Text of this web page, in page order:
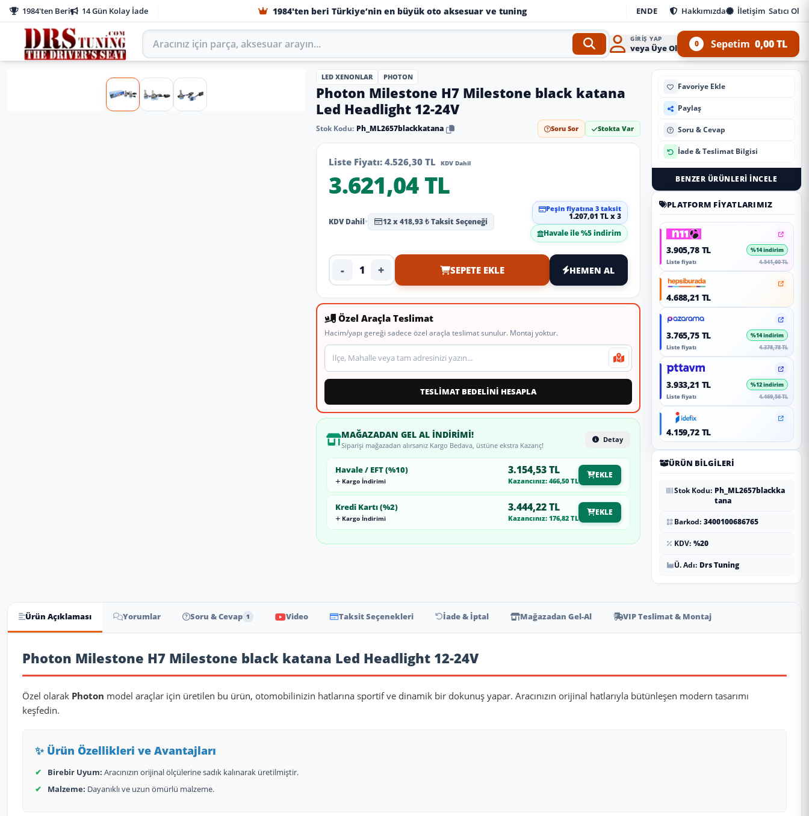
1984'ten Beri 14 Gün Kolay İade 1984'ten beri Türkiye’nin en büyük oto aksesuar ve tuning ENDE Hakkımızda İletişim Satıcı Ol
Aracınız için parça arayın
GIRIŞ YAP
veya Üye Ol 0 Sepetim 0,00 TL
LED XENONLAR PHOTON
Photon Milestone H7 Milestone black katana
Led Headlight 12-24V
Stok Kodu: Ph_ML2657blackkatana Soru Sor Stokta Var
Liste Fiyatı:4.526,30 TL KDV Dahil
3.621,04 TL
KDV Dahil• 12 x 418,93 ₺ Taksit Seçeneği
Peşin fiyatına 3 taksit
1.207,01 TL x 3
Havale ile %5 indirim
Ürün adedi
- + SEPETE EKLE HEMEN AL
Özel Araçla Teslimat
Hacim/yapı gereği sadece özel araçla teslimat sunulur. Montaj yoktur.
Teslimat veya montaj adresi
TESLİMAT BEDELİNİ HESAPLA
MAĞAZADAN GEL AL İNDIRIMI!
Siparişi mağazadan alırsanız Kargo Bedava, üstüne ekstra Kazanç!
Detay
Havale / EFT (%10)
Kargo İndirimi
3.154,53 TL
Kazancınız: 466,50 TL
EKLE
Kredi Kartı (%2)
Kargo İndirimi
3.444,22 TL
Kazancınız: 176,82 TL
EKLE
Favoriye Ekle
Paylaş
Soru & Cevap
İade & Teslimat Bilgisi
BENZER ÜRÜNLERI İNCELE
PLATFORM FIYATLARIMIZ
3.905,78 TL %14 indirim
Liste fiyatı 4.541,60 TL
4.688,21 TL
3.765,75 TL %14 indirim
Liste fiyatı 4.378,78 TL
3.933,21 TL %12 indirim
Liste fiyatı 4.469,56 TL
4.159,72 TL
ÜRÜN BILGILERI
Stok Kodu: Ph_ML2657blackka
tana
Barkod: 3400100686765
KDV: %20
Ü. Adı: Drs Tuning
Ürün Açıklaması Yorumlar Soru & Cevap 1 Video Taksit Seçenekleri İade & İptal Mağazadan Gel-Al VIP Teslimat & Montaj
Ürün Açıklaması
Photon Milestone H7 Milestone black katana Led Headlight 12-24V
Özel olarak Photon model araçlar için üretilen bu ürün, otomobilinizin hatlarına sportif ve dinamik bir dokunuş yapar. Aracınızın orijinal hatlarıyla bütünleşen modern tasarımı
keşfedin.
✨ Ürün Özellikleri ve Avantajları
✔ Birebir Uyum: Aracınızın orijinal ölçülerine sadık kalınarak üretilmiştir.
✔
Malzeme: Dayanıklı ve uzun ömürlü malzeme.